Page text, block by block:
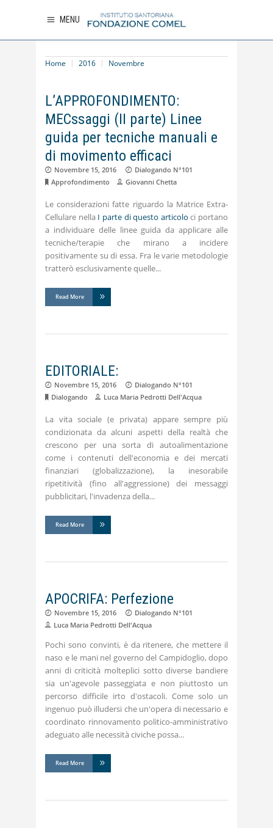
MENU
Home 2016 Novembre
L’APPROFONDIMENTO:
MECssaggi (II parte) Linee
guida per tecniche manuali e
di movimento efficaci
Novembre 15, 2016
Dialogando N°101
Approfondimento
Giovanni Chetta
Le considerazioni fatte riguardo la Matrice Extra-
Cellulare nella I parte di questo articolo ci portano
a individuare delle linee guida da applicare alle
tecniche/terapie che mirano a incidere
positivamente su di essa. Fra le varie metodologie
tratterò esclusivamente quelle
Read More
EDITORIALE:
Novembre 15, 2016
Dialogando N°101
Dialogando
Luca Maria Pedrotti Dell'Acqua
La vita sociale (e privata) appare sempre più
condizionata da alcuni aspetti della realtà che
crescono per una sorta di autoalimentazione
come i contenuti dell'economia e dei mercati
finanziari (globalizzazione), la inesorabile
ripetitività (fino all'aggressione) dei messaggi
pubblicitari, l'invadenza della
Read More
APOCRIFA: Perfezione
Novembre 15, 2016
Dialogando N°101
Luca Maria Pedrotti Dell'Acqua
Pochi sono convinti, è da ritenere, che mettere il
naso e le mani nel governo del Campidoglio, dopo
anni di criticità molteplici sotto diverse bandiere
sia un'agevole passeggiata e non piuttosto un
percorso difficile irto d'ostacoli. Come solo un
ingenuo può illudersi che un'opera di necessario e
coordinato rinnovamento politico-amministrativo
adeguato alle necessità civiche possa
Read More